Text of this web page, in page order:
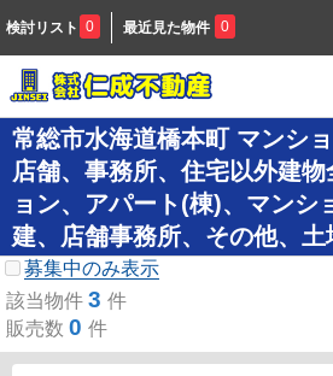
検討リスト 0 最近見た物件 0
常総市水海道橋本町 マンシ
店舗、事務所、住宅以外建
ョン、アパート(棟)、マンシ
建、店舗事務所、その他、土
募集中のみ表示
該当物件 3 件
販売数 0 件